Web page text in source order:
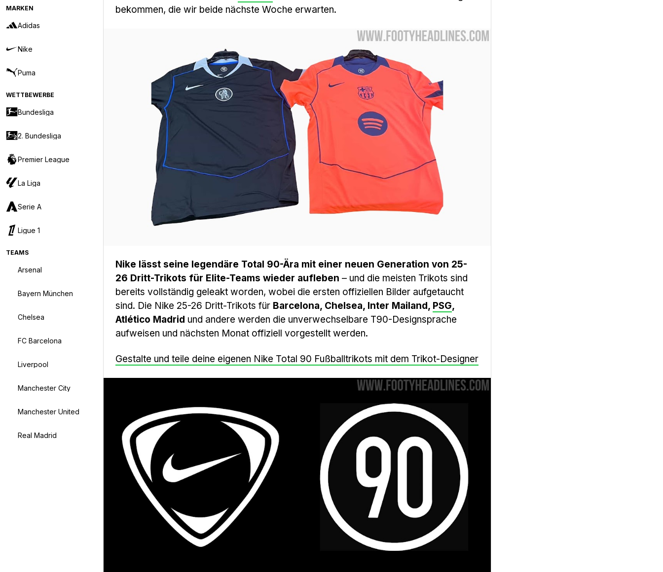
MARKEN
Adidas
Nike
Puma
WETTBEWERBE
Bundesliga
2. Bundesliga
Premier League
La Liga
Serie A
Ligue 1
TEAMS
Arsenal
Bayern München
Chelsea
FC Barcelona
Liverpool
Manchester City
Manchester United
Real Madrid
bekommen, die wir beide nächste Woche erwarten.
Nike lässt seine legendäre Total 90-Ära mit einer neuen Generation von 25-
26 Dritt-Trikots für Elite-Teams wieder aufleben – und die meisten Trikots sind
bereits vollständig geleakt worden, wobei die ersten offiziellen Bilder aufgetaucht
sind. Die Nike 25-26 Dritt-Trikots für Barcelona, Chelsea, Inter Mailand, PSG,
Atlético Madrid und andere werden die unverwechselbare T90-Designsprache
aufweisen und nächsten Monat offiziell vorgestellt werden.
Gestalte und teile deine eigenen Nike Total 90 Fußballtrikots mit dem Trikot-Designer